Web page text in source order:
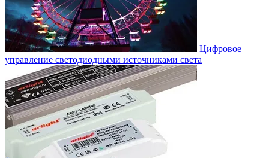
Цифровое
управление светодиодными источниками света